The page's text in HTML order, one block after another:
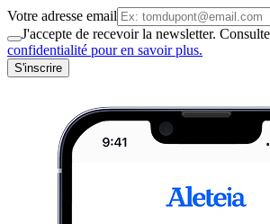
Votre adresse email
J'accepte de recevoir la newsletter.
confidentialité pour en savoir plus.
S'inscrire